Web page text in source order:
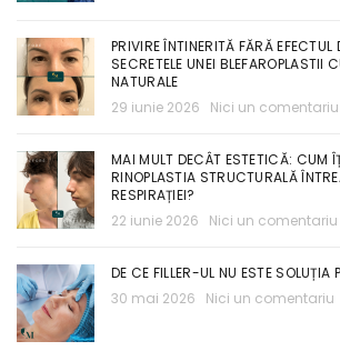
PRIVIRE ÎNTINERITĂ FĂRĂ EFECTUL
SECRETELE UNEI BLEFAROPLASTII
NATURALE
29 iunie 2026
Nici un comentariu
MAI MULT DECÂT ESTETICĂ: CUM
RINOPLASTIA STRUCTURALĂ
RESPIRAȚIEI?
22 iunie 2026
Nici un comentariu
DE CE FILLER-UL NU ESTE SOLUȚIA
30 mai 2026
Nici un comentariu